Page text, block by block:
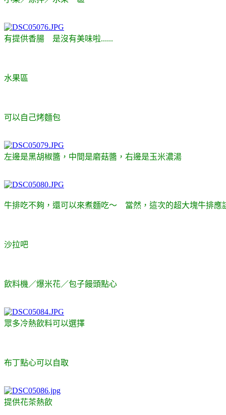
有提供香腸 是沒有美味啦......
水果區
可以自己烤麵包
左邊是黑胡椒醬，中間是磨菇醬，右邊是玉米濃湯
牛排吃不夠，還可以來煮麵吃～ 當然，這次的超大塊牛排應
沙拉吧
飲料機／爆米花／包子饅頭點心
眾多冷熱飲料可以選擇
布丁點心可以自取
提供花茶熱飲